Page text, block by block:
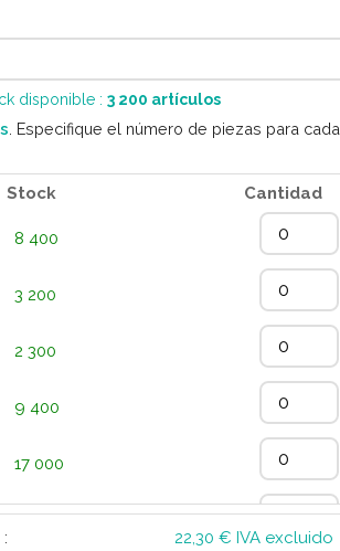
disponible : 3 200 artículos
. Especifique el número de piezas para cada
Stock Cantidad
8 400
3 200
2 300
9 400
17 000
3 200
22,30 € IVA excluido